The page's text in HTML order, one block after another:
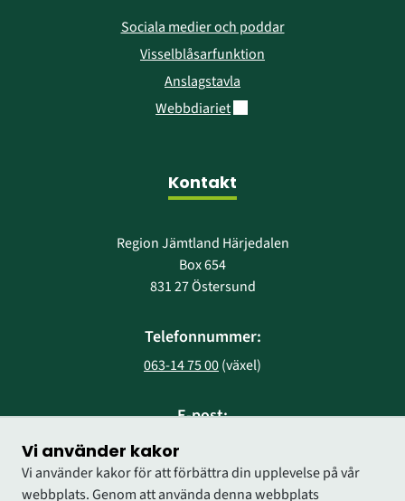
Vi använder kakor
Vi använder kakor för att förbättra din upplevelse på vår
webbplats. Genom att använda denna webbplats
Sociala medier och poddar
Visselblåsarfunktion
Anslagstavla
WebbdiarietLänk till annan webbplats.
Kontakt
Region Jämtland Härjedalen
Box 654
831 27 Östersund
Telefonnummer:
063-14 75 00 (växel)
E-post:
region@regionjh.se